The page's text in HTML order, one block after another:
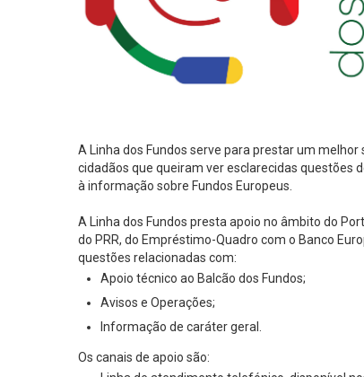
A Linha dos Fundos serve para prestar um
cidadãos que queiram ver esclarecidas questões
à informação sobre Fundos Europeus.
A Linha dos Fundos presta apoio no âmbito do
do PRR, do Empréstimo-Quadro com o Banco
questões relacionadas com:
Apoio técnico ao Balcão dos Fundos;
Avisos e Operações;
Informação de caráter geral.
Os canais de apoio são: